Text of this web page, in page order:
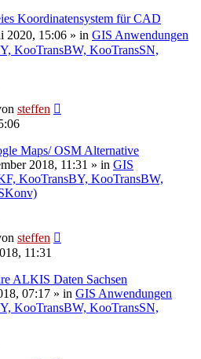
Koordinatensystem für CAD
2020, 15:06 » in GIS Anwendungen
KooTransBW, KooTransSN,
steffen
Maps/ OSM Alternative
2018, 11:31 » in GIS
KooTransBY, KooTransBW,
steffen
11:31
ALKIS Daten Sachsen
07:17 » in GIS Anwendungen
KooTransBW, KooTransSN,